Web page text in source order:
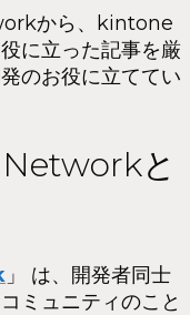
から、kintone
に立った記事を厳
のお役に立ててい
と
」 は、開発者同士
ミュニティのこと